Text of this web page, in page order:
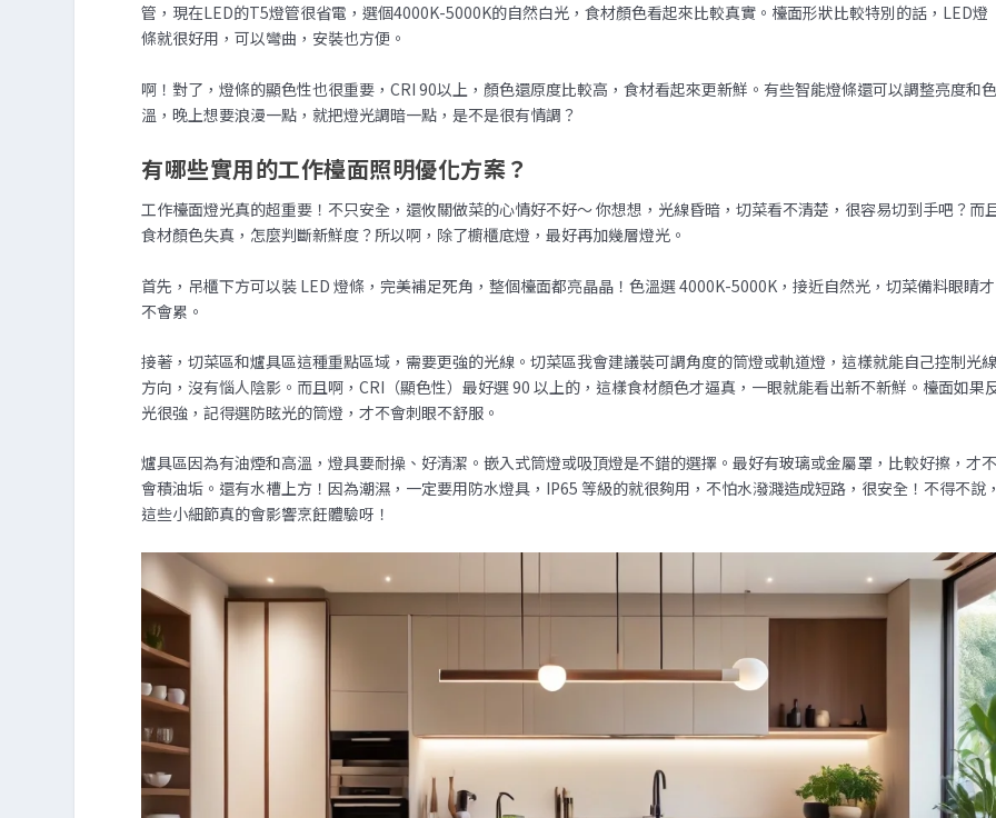
管，現在LED的T5燈管很省電，選個4000K-5000K的自然白光，食材顏色看起來比較真實。檯面形狀比較特別的話，LED燈
條就很好用，可以彎曲，安裝也方便。
啊！對了，燈條的顯色性也很重要，CRI 90以上，顏色還原度比較高，食材看起來更新鮮。有些智能燈條還可以調整亮度和
溫，晚上想要浪漫一點，就把燈光調暗一點，是不是很有情調？
有哪些實用的工作檯面照明優化方案？
工作檯面燈光真的超重要！不只安全，還攸關做菜的心情好不好～ 你想想，光線昏暗，切菜看不清楚，很容易切到手吧？而
食材顏色失真，怎麼判斷新鮮度？所以啊，除了櫥櫃底燈，最好再加幾層燈光。
首先，吊櫃下方可以裝 LED 燈條，完美補足死角，整個檯面都亮晶晶！色溫選 4000K-5000K，接近自然光，切菜備料眼睛才
不會累。
接著，切菜區和爐具區這種重點區域，需要更強的光線。切菜區我會建議裝可調角度的筒燈或軌道燈，這樣就能自己控制光
方向，沒有惱人陰影。而且啊，CRI（顯色性）最好選 90 以上的，這樣食材顏色才逼真，一眼就能看出新不新鮮。檯面如果
光很強，記得選防眩光的筒燈，才不會刺眼不舒服。
爐具區因為有油煙和高溫，燈具要耐操、好清潔。嵌入式筒燈或吸頂燈是不錯的選擇。最好有玻璃或金屬罩，比較好擦，才
會積油垢。還有水槽上方！因為潮濕，一定要用防水燈具，IP65 等級的就很夠用，不怕水潑濺造成短路，很安全！不得不說
這些小細節真的會影響烹飪體驗呀！